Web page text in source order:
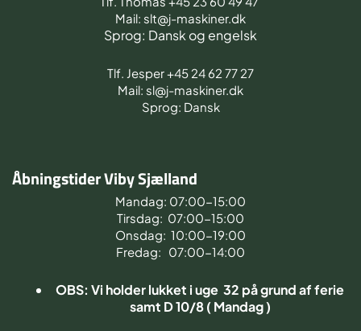
Mail: slt@j-maskiner.dk
Sprog: Dansk og engelsk
Tlf. Jesper +45 24 62 77 27
Mail: sl@j-maskiner.dk
Sprog: Dansk
Åbningstider Viby Sjælland
Mandag: 07:00-15:00
Tirsdag: 07:00-15:00
Onsdag: 10:00-19:00
Fredag: 07:00-14:00
OBS: Vi holder lukket i uge 32 på grund af ferie
samt D 10/8 ( Mandag )